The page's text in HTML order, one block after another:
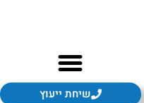
שיחת ייעוץ